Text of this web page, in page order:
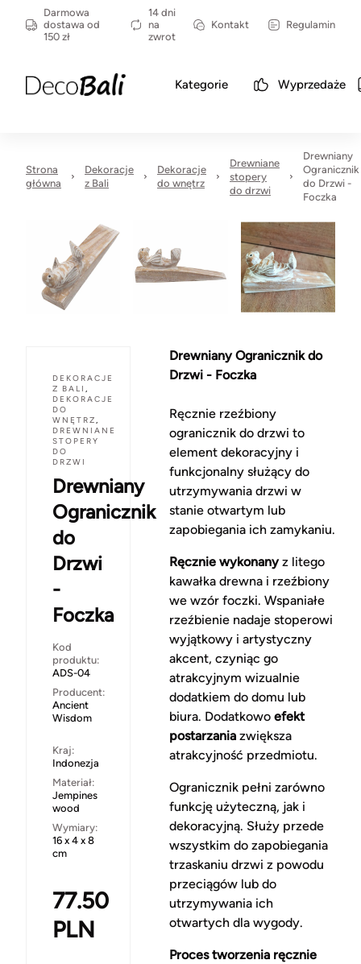
Darmowa
dostawa od
150 zł
14 dni
na
zwrot
Kontakt Regulamin
Kategorie Wyprzedaże
Strona
główna
Dekoracje
z Bali
Dekoracje
do wnętrz
Drewniane
stopery
do drzwi
Drewniany
Ogranicznik
do Drzwi -
Foczka
DEKORACJE
Z BALI ,
DEKORACJE
DO
WNĘTRZ,
DREWNIANE
STOPERY
DO
DRZWI
Drewniany
Ogranicznik
do
Drzwi
-
Foczka
Kod
produktu:
ADS-04
Producent:
Ancient
Wisdom
Kraj:
Indonezja
Materiał:
Jempines
wood
Wymiary:
16 x 4 x 8
cm
77.50
PLN
Drewniany Ogranicznik do
Drzwi - Foczka
Ręcznie rzeźbiony
ogranicznik do drzwi to
element dekoracyjny i
funkcjonalny służący do
utrzymywania drzwi w
stanie otwartym lub
zapobiegania ich zamykaniu.
Ręcznie wykonanyz litego
kawałka drewna i rzeźbiony
we wzór foczki. Wspaniałe
rzeźbienie nadaje stoperowi
wyjątkowy i artystyczny
akcent, czyniąc go
atrakcyjnym wizualnie
dodatkiem do domu lub
biura. Dodatkowo efekt
postarzaniazwiększa
atrakcyjność przedmiotu.
Ogranicznik pełni zarówno
funkcję użyteczną, jak i
dekoracyjną. Służy przede
wszystkim do zapobiegania
trzaskaniu drzwi z powodu
przeciągów lub do
utrzymywania ich
otwartych dla wygody.
Proces tworzenia ręcznie